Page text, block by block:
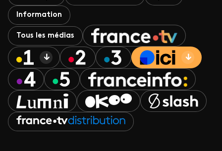
Information
Tous les médias